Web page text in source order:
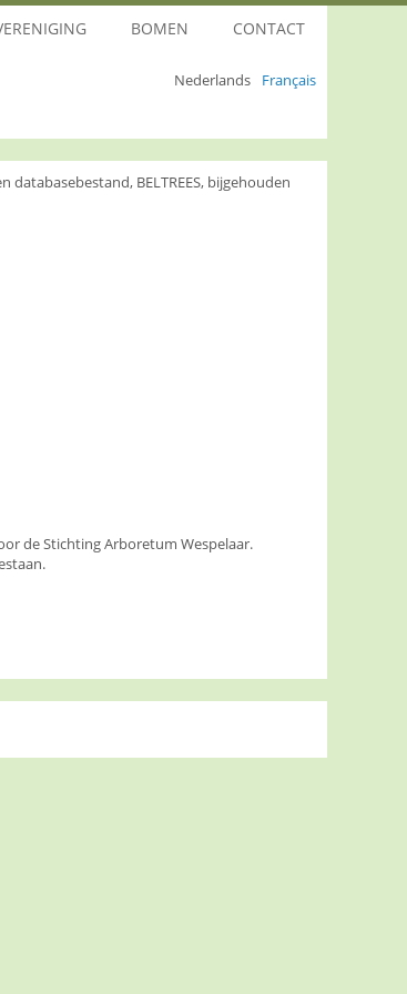
Nederlands Français
BOMEN CONTACT
BELTREES, bijgehouden
de Stichting Arboretum Wespelaar.